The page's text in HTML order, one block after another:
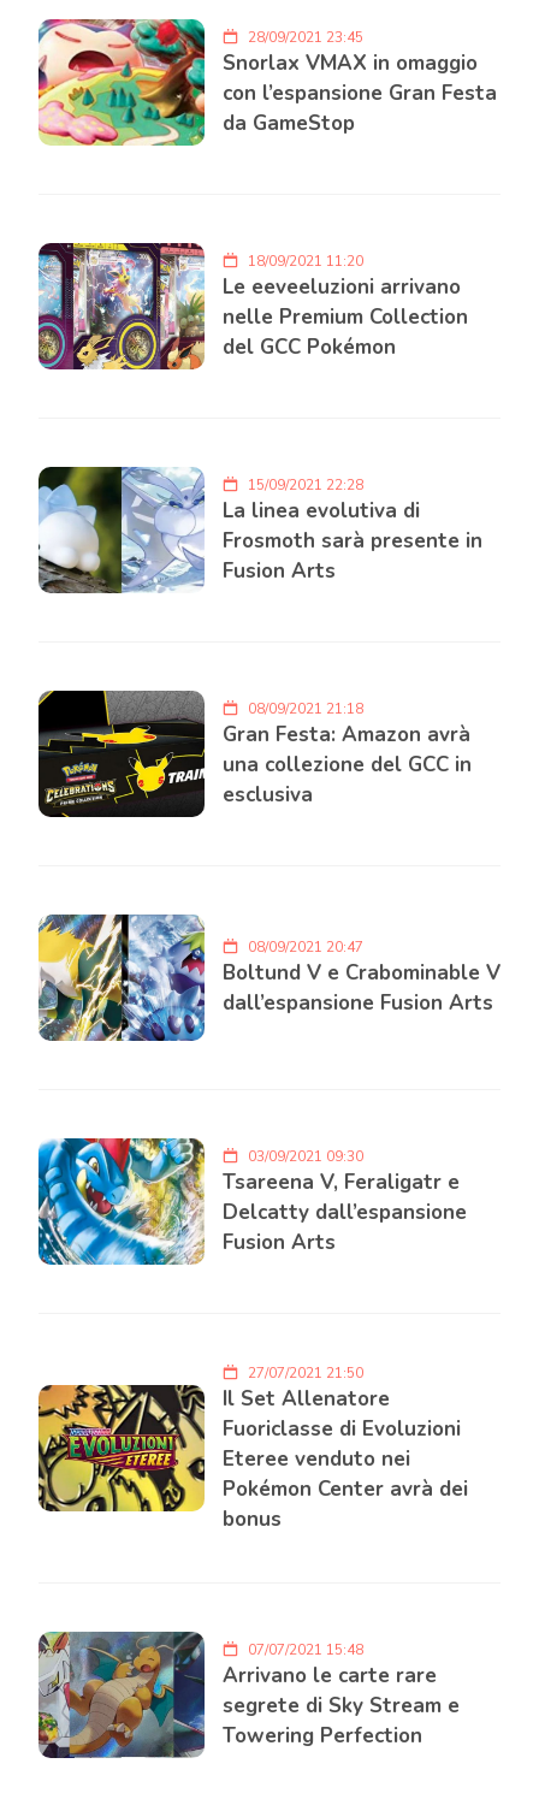
28/09/2021 23:45
Snorlax VMAX in omaggio
con l’espansione Gran Festa
da GameStop
18/09/2021 11:20
Le eeveeluzioni arrivano
nelle Premium Collection
del GCC Pokémon
15/09/2021 22:28
La linea evolutiva di
Frosmoth sarà presente in
Fusion Arts
08/09/2021 21:18
Gran Festa: Amazon avrà
una collezione del GCC in
esclusiva
08/09/2021 20:47
Boltund V e Crabominable V
dall’espansione Fusion Arts
03/09/2021 09:30
Tsareena V, Feraligatr e
Delcatty dall’espansione
Fusion Arts
27/07/2021 21:50
Il Set Allenatore
Fuoriclasse di Evoluzioni
Eteree venduto nei
Pokémon Center avrà dei
bonus
07/07/2021 15:48
Arrivano le carte rare
segrete di Sky Stream e
Towering Perfection